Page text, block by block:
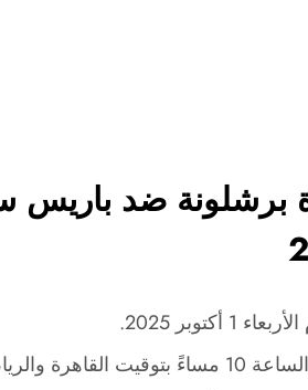
برشلونة ضد
أكتوبر 2025.
مساءً بتوقيت الإمارات.